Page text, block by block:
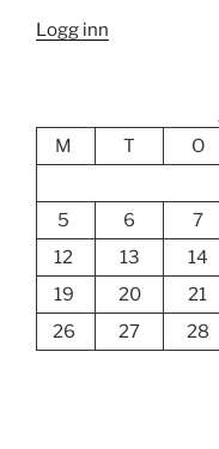
Logg inn
M
T O
5
6 7
12
13 14
19
20 21
26
27 28